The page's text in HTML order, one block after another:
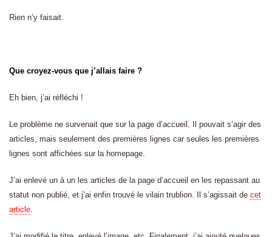
Rien n’y faisait.
Que croyez-vous que j’allais faire ?
Eh bien, j’ai réfléchi !
Le problème ne survenait que sur la page d’accueil. Il pouvait s’agir des
articles, mais seulement des premières lignes car seules les premières
lignes sont affichées sur la homepage.
J’ai enlevé un à un les articles de la page d’accueil en les repassant au
statut non publié, et j’ai enfin trouvé le vilain trublion. Il s’agissait de cet
article.